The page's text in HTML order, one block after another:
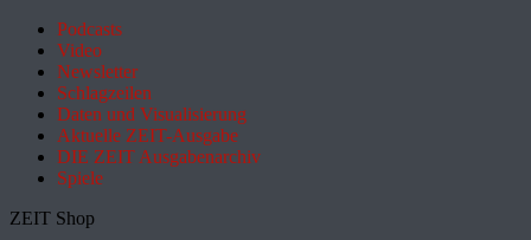
Podcasts
Video
Newsletter
Schlagzeilen
Daten und Visualisierung
Aktuelle ZEIT-Ausgabe
DIE ZEIT Ausgabenarchiv
Spiele
ZEIT Shop